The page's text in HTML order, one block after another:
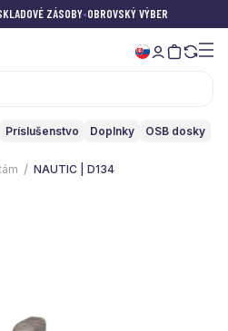
ZÁSOBY•OBROVSKÝ VÝBER
Príslušenstvo Doplnky OSB dosky
NAUTIC | D134